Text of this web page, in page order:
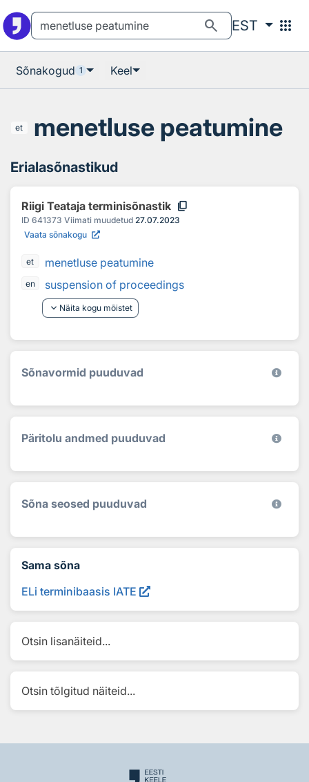
search EST apps
Sõnakogud 1 Keel
et menetluse peatumine
Erialasõnastikud
Riigi Teataja terminisõnastik content_copy
ID 641373 Viimati muudetud 27.07.2023
Vaata sõnakogu
et menetluse peatumine
en
suspension of proceedings
keyboard_arrow_down Näita kogu mõistet
Sõnavormid puuduvad
Päritolu andmed puuduvad
Sõna seosed puuduvad
Sama sõna
ELi terminibaasis IATE
Otsin lisanäiteid...
Otsin tõlgitud näiteid...